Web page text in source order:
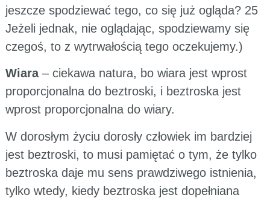
jeszcze spodziewać tego, co się już ogląda? 25
Jeżeli jednak, nie oglądając, spodziewamy się
czegoś, to z wytrwałością tego oczekujemy.)
Wiara– ciekawa natura, bo wiara jest wprost
proporcjonalna do beztroski, i beztroska jest
wprost proporcjonalna do wiary.
W dorosłym życiu dorosły człowiek im bardziej
jest beztroski, to musi pamiętać o tym, że tylko
beztroska daje mu sens prawdziwego istnienia,
tylko wtedy, kiedy beztroska jest dopełniana